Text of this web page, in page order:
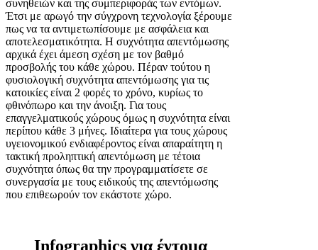
συνηθειών και της συμπεριφοράς των εντόμων.
Έτσι με αρωγό την σύγχρονη τεχνολογία ξέρουμε
πως να τα αντιμετωπίσουμε με ασφάλεια και
αποτελεσματικότητα. Η συχνότητα απεντόμωσης
αρχικά έχει άμεση σχέση με τον βαθμό
προσβολής του κάθε χώρου. Πέραν τούτου η
φυσιολογική συχνότητα απεντόμωσης για τις
κατοικίες είναι 2 φορές το χρόνο, κυρίως το
φθινόπωρο και την άνοιξη. Για τους
επαγγελματικούς χώρους όμως η συχνότητα είναι
περίπου κάθε 3 μήνες. Ιδιαίτερα για τους χώρους
υγειονομικού ενδιαφέροντος είναι απαραίτητη η
τακτική προληπτική απεντόμωση με τέτοια
συχνότητα όπως θα την προγραμματίσετε σε
συνεργασία με τους ειδικούς της απεντόμωσης
που επιθεωρούν τον εκάστοτε χώρο.
Infographics για έντομα